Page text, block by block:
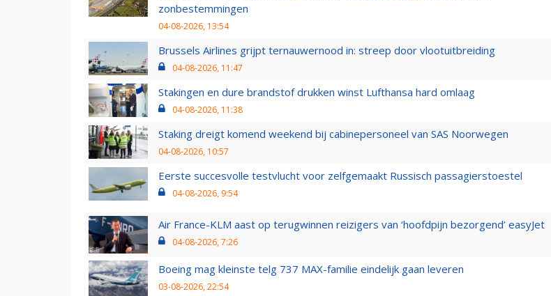
zonbestemmingen
04-08-2026, 13:54
Brussels Airlines grijpt ternauwernood in: streep door vlootuitbreiding
04-08-2026, 11:47
Stakingen en dure brandstof drukken winst Lufthansa hard omlaag
04-08-2026, 11:38
Staking dreigt komend weekend bij cabinepersoneel van SAS Noorwegen
04-08-2026, 10:57
Eerste succesvolle testvlucht voor zelfgemaakt Russisch passagierstoestel
04-08-2026, 9:54
Air France-KLM aast op terugwinnen reizigers van ‘hoofdpijn bezorgend’ easyJet
04-08-2026, 7:26
Boeing mag kleinste telg 737 MAX-familie eindelijk gaan leveren
03-08-2026, 22:54